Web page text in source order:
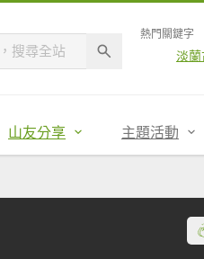
熱門關鍵字
淡
山友分享 主題活動